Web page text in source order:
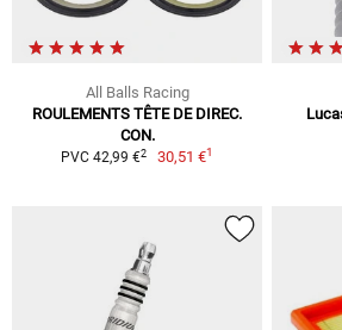
All Balls Racing
ROULEMENTS TÊTE DE DIREC.
CON.
PVC 42,99 €2 30,51 €1